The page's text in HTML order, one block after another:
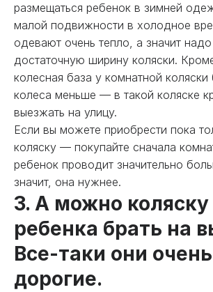
размещаться ребенок в зимней
малой подвижности в холодное
одевают очень тепло, а значит
достаточную ширину коляски.
колесная база у комнатной коляски
колеса меньше — в такой коляске
выезжать на улицу.
Если вы можете приобрести пока
коляску — покупайте сначала
ребенок проводит значительно
значит, она нужнее.
3. А можно коляску
ребенка брать на
Все-таки они очень
дорогие.